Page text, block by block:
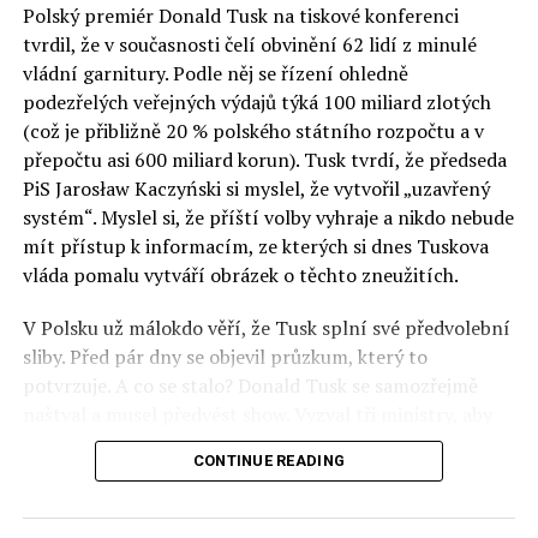
Otázky spojené s vývojem umělé inteligence budou na
fóru AI zvláště diskutovanou oblastí. Fórum AI bude
zahrnovat vyhrazenou tematickou trať skládající se z
panelů, prezentací, workshopů a speciálních akcí.
Budou diskutovány klíčové otázky vlivu umělé
inteligence ve společnosti, ale i v sektoru veřejných a
komerčních služeb. Budou se diskutovat problémy a
výzvy, kterým bude muset trh čelit tváří v tvář zásadním
technologickým změnám. Účastníci fóra také zváží, do
technologií umělé inteligence v mnoha oblastech života
umožní Evropské unii obnovit konkurenceschopnost ve
vztahu ke globálním ekonomikám a nutnosti zajistit
Polský premiér Donald Tusk na tiskové konferenci
tvrdil, že v současnosti čelí obvinění 62 lidí z minulé
vládní garnitury. Podle něj se řízení ohledně
podezřelých veřejných výdajů týká 100 miliard zlotých
(což je přibližně 20 % polského státního rozpočtu a v
přepočtu asi 600 miliard korun). Tusk tvrdí, že předseda
PiS Jarosław Kaczyński si myslel, že vytvořil „uzavřený
systém“. Myslel si, že příští volby vyhraje a nikdo nebude
mít přístup k informacím, ze kterých si dnes Tuskova
vláda pomalu vytváří obrázek o těchto zneužitích.
V Polsku už málokdo věří, že Tusk splní své předvolební
sliby. Před pár dny se objevil průzkum, který to
potvrzuje. A co se stalo? Donald Tusk se samozřejmě
před kamerami podepsali dohodu o stíhání členů PiS, a
ti poslušně ono divadlo předvedli. Andrzej Domański
CONTINUE READING